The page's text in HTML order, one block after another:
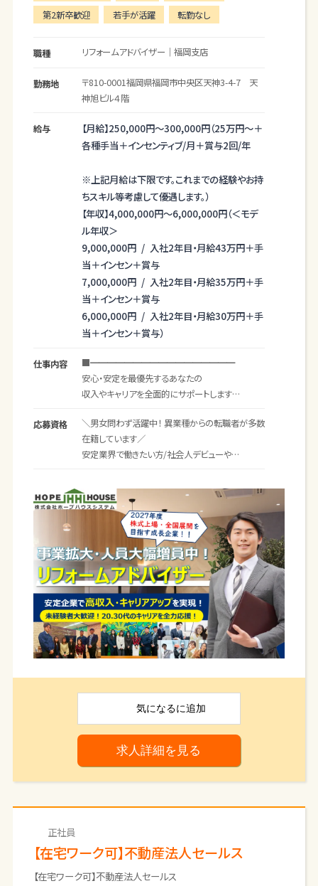
第2新卒歓迎
若手が活躍 転勤なし
職種 リフォームアドバイザー｜福岡支店
勤務地 〒810-0001福岡県福岡市中央区天神3-4-7 天
神旭ビル４階
給与 【月給】250,000円～300,000円（25万円～＋
各種手当＋インセンティブ/月＋賞与2回/年
※上記月給は下限です。これまでの経験やお持
ちスキル等考慮して優遇します。）
【年収】4,000,000円～6,000,000円（＜モデ
ル年収＞
9,000,000円 / 入社2年目・月給43万円＋手
当＋インセン＋賞与
7,000,000円 / 入社2年目・月給35万円＋手
当＋インセン＋賞与
6,000,000円 / 入社2年目・月給30万円＋手
当＋インセン＋賞与）
仕事内容
■━━━━━━━━━━━━━━━━━
安心・安定を最優先するあなたの
収入やキャリアを全面的にサポートします
「このまま働き続けても、何も残らない気がする…」
「頑張っても給与が上がらず、将来が不安」
「未経験でも働けて活躍できる職場を探している」
こんな悩みをお持ちの方は、
私たち「ホープハウスシステム」の門を叩いてくだ
さい。
｜
当社で働くポイントをサクッとご紹介｜
◎ 法令順守のホワイト企業
◎ 20-30代の方が、将来に備えるために最適な環
境
◎ 定時退社！土日祝日休みで友人や家族との時間
を確保
◎ 育休産休や時短勤務など子育て世代も全面サ
ポート
◎ 未経験から不動産や工事管理の専門知識が身
につく
◎ 上限なしのインセンティブで年収900万円も可
今回は「本気で現状を変えたい！」という想いがあ
ホープハウスシステムについて｜
2027年までに「株式上場」と
「全国47都道府県に拠点の拡大」を目指す
応募資格
＼男女問わず活躍中！ 異業種からの転職者が多数
在籍しています／
安定業界で働きたい方/社会人デビューや
＜必須＞
普通自動車運転免許（AT限定可）
【ひとつでも当てはまればなお歓迎】
・コミュニケーションを取るのが好きな方
・安定企業で未経験からキャリアを
築いていきたい方
＜先輩たちの志望動機一例＞
「塗料メーカーとして魅力を感じたから」
「人材投資に力を入れており、
自信を持って提案できると思った」
「会社の将来性や安定性を感じたので」
気になるに追加
求人詳細を見る
正社員
【在宅ワーク可】不動産法人セールス
【在宅ワーク可】不動産法人セールス